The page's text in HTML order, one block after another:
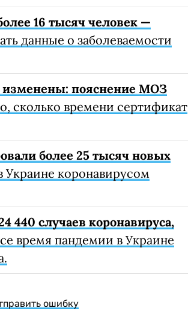
16 тысяч человек —
данные о заболеваемости
изменены: пояснение МОЗ
сколько времени сертификат
более 25 тысяч новых
Украине коронавирусом
440 случаев коронавируса,
время пандемии в Украине
ошибку